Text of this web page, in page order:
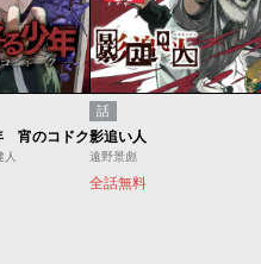
宵のコドク
話
影追い人
遠野景彪
全話無料